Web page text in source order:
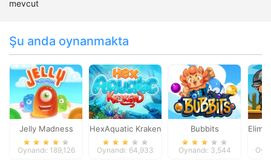
mevcut
Şu anda oynanmakta
Jelly Madness
Oynandı: 189,126
HexAquatic Kraken
Oynandı: 64,933
Bubbits
Oynandı: 3,544